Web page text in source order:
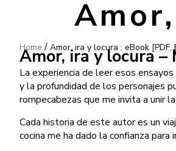
Home / Amor, ira y locura : eBook [PDF,
Amor, ira y locura
La experiencia de leer esos
y la profundidad de los personajes
rompecabezas que me invita a unir
Cada historia de este autor es un
cocina me ha dado la confianza